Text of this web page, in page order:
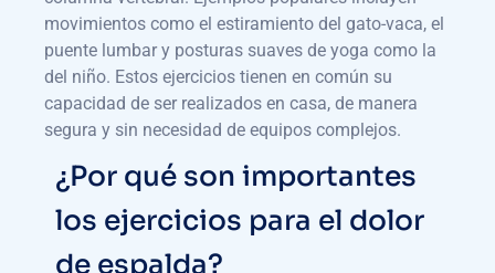
movimientos como el estiramiento del gato-vaca, el
puente lumbar y posturas suaves de yoga como la
del niño. Estos ejercicios tienen en común su
capacidad de ser realizados en casa, de manera
segura y sin necesidad de equipos complejos.
¿Por qué son importantes
los ejercicios para el dolor
de espalda?